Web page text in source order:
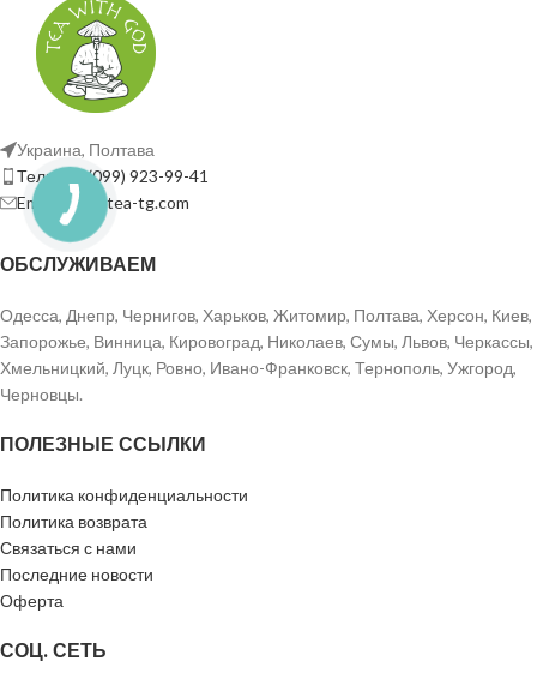
Украина, Полтава
Тел: +38 (099) 923-99-41
Email: info@tea-tg.com
ОБСЛУЖИВАЕМ
Одесса, Днепр, Чернигов, Харьков, Житомир, Полтава, Херсон, Киев,
Запорожье, Винница, Кировоград, Николаев, Сумы, Львов, Черкассы,
Хмельницкий, Луцк, Ровно, Ивано-Франковск, Тернополь, Ужгород,
Черновцы.
ПОЛЕЗНЫЕ ССЫЛКИ
Политика конфиденциальности
Политика возврата
Связаться с нами
Последние новости
Оферта
СОЦ. СЕТЬ